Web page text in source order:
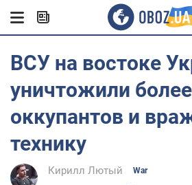
ВСУ на востоке
уничтожили
оккупантов и
технику
Кирилл Лютый War